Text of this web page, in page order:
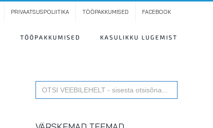
PRIVAATSUSPOLIITIKA TÖÖPAKKUMISED FACEBOOK
TÖÖPAKKUMISED KASULIKKU LUGEMIST
Search
for: